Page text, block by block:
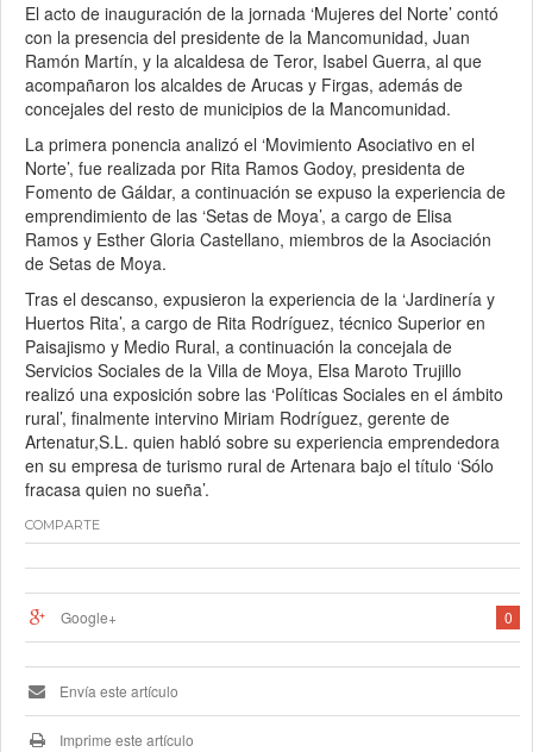
El acto de inauguración de la jornada ‘Mujeres del Norte’ contó
con la presencia del presidente de la Mancomunidad, Juan
Ramón Martín, y la alcaldesa de Teror, Isabel Guerra, al que
acompañaron los alcaldes de Arucas y Firgas, además de
concejales del resto de municipios de la Mancomunidad.
La primera ponencia analizó el ‘Movimiento Asociativo en el
Norte’, fue realizada por Rita Ramos Godoy, presidenta de
Fomento de Gáldar, a continuación se expuso la experiencia de
emprendimiento de las ‘Setas de Moya’, a cargo de Elisa
Ramos y Esther Gloria Castellano, miembros de la Asociación
de Setas de Moya.
Tras el descanso, expusieron la experiencia de la ‘Jardinería y
Huertos Rita’, a cargo de Rita Rodríguez, técnico Superior en
Paisajismo y Medio Rural, a continuación la concejala de
Servicios Sociales de la Villa de Moya, Elsa Maroto Trujillo
realizó una exposición sobre las ‘Políticas Sociales en el ámbito
rural’, finalmente intervino Miriam Rodríguez, gerente de
Artenatur,S.L. quien habló sobre su experiencia emprendedora
en su empresa de turismo rural de Artenara bajo el título ‘Sólo
fracasa quien no sueña’.
COMPARTE
0
Google+
Envía este artículo
Imprime este artículo